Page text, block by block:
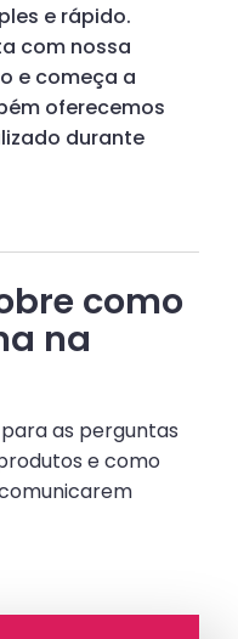
como
na
as perguntas
e como
e rápido.
com nossa
e começa a
oferecemos
durante